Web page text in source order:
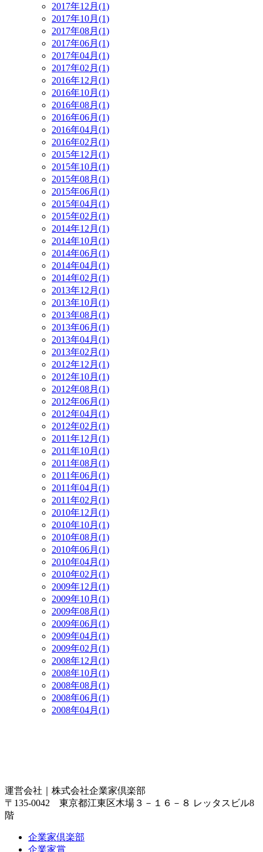
2017年12月(1)
2017年10月(1)
2017年08月(1)
2017年06月(1)
2017年04月(1)
2017年02月(1)
2016年12月(1)
2016年10月(1)
2016年08月(1)
2016年06月(1)
2016年04月(1)
2016年02月(1)
2015年12月(1)
2015年10月(1)
2015年08月(1)
2015年06月(1)
2015年04月(1)
2015年02月(1)
2014年12月(1)
2014年10月(1)
2014年06月(1)
2014年04月(1)
2014年02月(1)
2013年12月(1)
2013年10月(1)
2013年08月(1)
2013年06月(1)
2013年04月(1)
2013年02月(1)
2012年12月(1)
2012年10月(1)
2012年08月(1)
2012年06月(1)
2012年04月(1)
2012年02月(1)
2011年12月(1)
2011年10月(1)
2011年08月(1)
2011年06月(1)
2011年04月(1)
2011年02月(1)
2010年12月(1)
2010年10月(1)
2010年08月(1)
2010年06月(1)
2010年04月(1)
2010年02月(1)
2009年12月(1)
2009年10月(1)
2009年08月(1)
2009年06月(1)
2009年04月(1)
2009年02月(1)
2008年12月(1)
2008年10月(1)
2008年08月(1)
2008年06月(1)
2008年04月(1)
運営会社｜ 株式会社企業家倶楽部
〒135-0042 東京都江東区木場３－１６－８ レッタスビル8
階
企業家倶楽部
企業家賞